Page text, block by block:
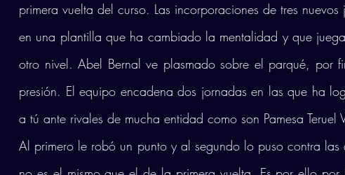
primera vuelta del curso. Las incorporaciones de tres
en una plantilla que ha cambiado la mentalidad y que
otro nivel. Abel Bernal ve plasmado sobre el parqué, por
presión. El equipo encadena dos jornadas en las que ha
a tú ante rivales de mucha entidad como son Pamesa
Al primero le robó un punto y al segundo lo puso contra las